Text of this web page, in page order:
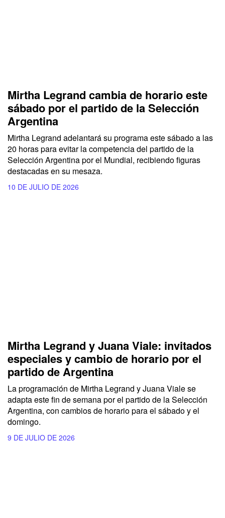
Mirtha Legrand cambia de horario este
sábado por el partido de la Selección
Argentina
Mirtha Legrand adelantará su programa este sábado a las
20 horas para evitar la competencia del partido de la
Selección Argentina por el Mundial, recibiendo figuras
destacadas en su mesaza.
10 DE JULIO DE 2026
Mirtha Legrand y Juana Viale: invitados
especiales y cambio de horario por el
partido de Argentina
La programación de Mirtha Legrand y Juana Viale se
adapta este fin de semana por el partido de la Selección
Argentina, con cambios de horario para el sábado y el
domingo.
9 DE JULIO DE 2026